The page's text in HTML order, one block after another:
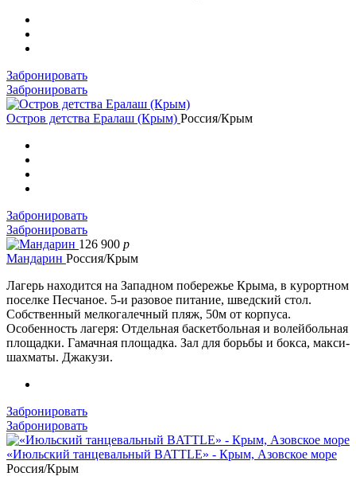
Забронировать
Забронировать
Остров детства Ералаш (Крым) Россия/Крым
Забронировать
Забронировать
126 900 p
Мандарин Россия/Крым
Лагерь находится на Западном побережье Крыма, в курортном
поселке Песчаное. 5-и разовое питание, шведский стол.
Собственный мелкогалечный пляж, 50м от корпуса.
Особенность лагеря: Отдельная баскетбольная и волейбольная
площадки. Гамачная площадка. Зал для борьбы и бокса, макси-
шахматы. Джакузи.
Забронировать
Забронировать
«Июльский танцевальный BATTLE» - Крым, Азовское море
Россия/Крым